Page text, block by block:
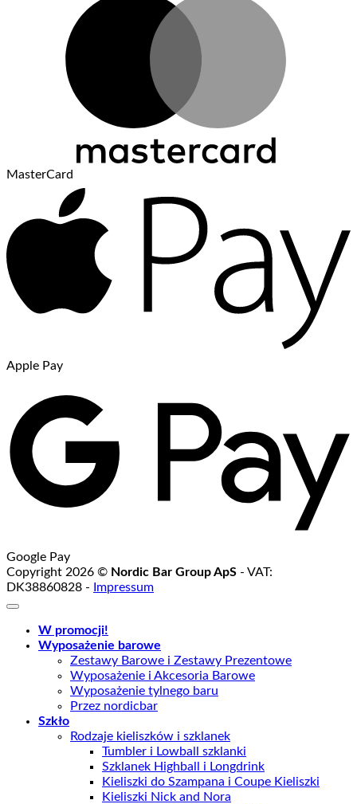
MasterCard
Apple Pay
Google Pay
Copyright 2026 © Nordic Bar Group ApS - VAT:
DK38860828 -
Impressum
W promocji!
Wyposażenie barowe
Zestawy Barowe i Zestawy Prezentowe
Wyposażenie i Akcesoria Barowe
Wyposażenie tylnego baru
Przez nordicbar
Szkło
Rodzaje kieliszków i szklanek
Tumbler i Lowball szklanki
Szklanek Highball i Longdrink
Kieliszki do Szampana i Coupe Kieliszki
Kieliszki Nick and Nora